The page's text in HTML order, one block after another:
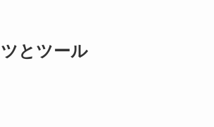
とツール